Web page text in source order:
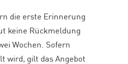
die erste Erinnerung
keine Rückmeldung
Wochen. Sofern
wird, gilt das Angebot